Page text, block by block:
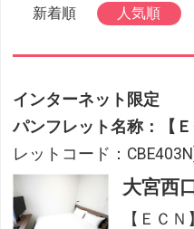
新着順 人気順
インターネット限定
パンフレット名称：【
レットコード：CBE403N]
大宮西
【ＥＣ